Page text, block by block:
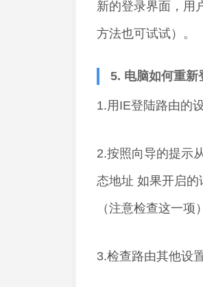
新的登录界面，用
方法也可试试）。
5. 电脑如何重新
1.用IE登陆路由的
2.按照向导的提示
态地址 如果开启的
（注意检查这一项
3.检查路由其他设